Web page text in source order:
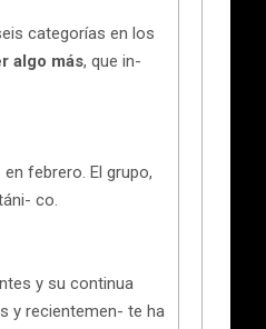
categorías en los
algo más, que in-
en febrero. El grupo,
co.
y su continua
y recientemen- te ha